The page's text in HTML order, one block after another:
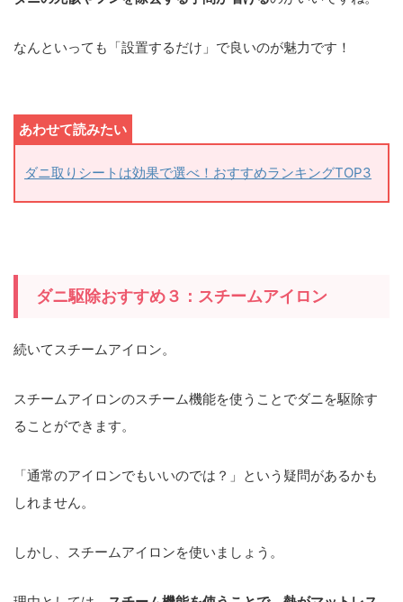
なんといっても「設置するだけ」で良いのが魅力です！
ダニ取りシートは効果で選べ！おすすめランキングTOP3
ダニ駆除おすすめ３：スチームアイロン
続いてスチームアイロン。
スチームアイロンのスチーム機能を使うことでダニを駆除す
ることができます。
「通常のアイロンでもいいのでは？」という疑問があるかも
しれません。
しかし、スチームアイロンを使いましょう。